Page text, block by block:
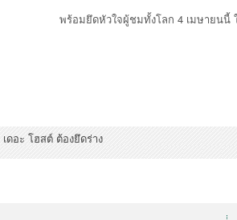
พร้อมยึดหัวใจผู้ชมทั้งโลก 4 เมษายนนี้
เดอะ โฮสต์ ต้องยึดร่าง